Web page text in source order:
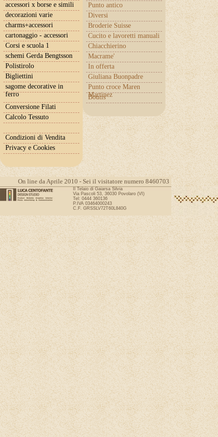
Punto antico
Diversi
Broderie Suisse
Cucito e lavoretti manuali
Chiacchierino
Macrame'
In offerta
Giuliana Buonpadre
Punto croce Maren
Martinez
Boutis
accessori x borse e simili
decorazioni varie
charms+accessori
cartonaggio - accessori
Corsi e scuola 1
schemi Gerda Bengtsson
Polistirolo
Bigliettini
sagome decorative in
ferro
Conversione Filati
Calcolo Tessuto
Condizioni di Vendita
Privacy e Cookies
On line da Aprile 2010 - Sei il visitatore numero 8460703
Il Telaio di Gaiarsa Silvia
Via Pascoli 53, 36030 Povolaro (VI)
Tel: 0444 360136
P.IVA 03464000243
C.F. GRSSLV72T60L840G